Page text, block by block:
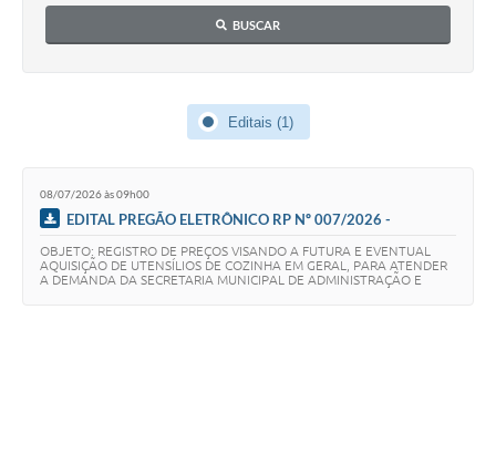
BUSCAR
Editais (1)
08/07/2026 às 09h00
EDITAL PREGÃO ELETRÔNICO RP Nº 007/2026 -
OBJETO: REGISTRO DE PREÇOS VISANDO A FUTURA E EVENTUAL
AQUISIÇÃO DE UTENSÍLIOS DE COZINHA EM GERAL, PARA ATENDER
A DEMANDA DA SECRETARIA MUNICIPAL DE ADMINISTRAÇÃO E